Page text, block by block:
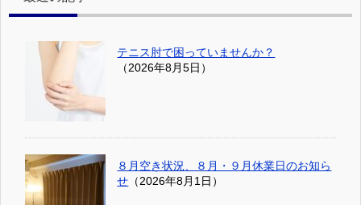
テニス肘で困っていませんか？
（2026年8月5日）
８月空き状況、８月・９月休業日のお知ら
せ （2026年8月1日）